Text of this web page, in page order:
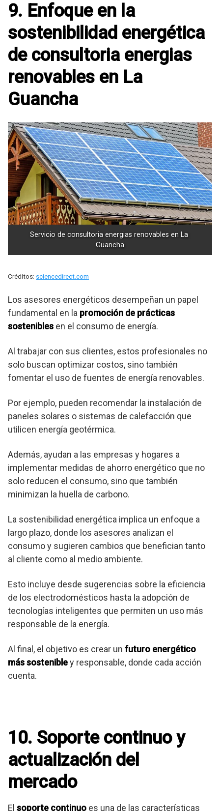
9. Enfoque en la
sostenibilidad energética
de consultoria energias
renovables en La
Guancha
Servicio de consultoria energias renovables en La
Guancha
Créditos: sciencedirect.com
Los asesores energéticos desempeñan un papel
fundamental en la promoción de prácticas
sostenibles en el consumo de energía.
Al trabajar con sus clientes, estos profesionales no
solo buscan optimizar costos, sino también
fomentar el uso de fuentes de energía renovables.
Por ejemplo, pueden recomendar la instalación de
paneles solares o sistemas de calefacción que
utilicen energía geotérmica.
Además, ayudan a las empresas y hogares a
implementar medidas de ahorro energético que no
solo reducen el consumo, sino que también
minimizan la huella de carbono.
La sostenibilidad energética implica un enfoque a
largo plazo, donde los asesores analizan el
consumo y sugieren cambios que benefician tanto
al cliente como al medio ambiente.
Esto incluye desde sugerencias sobre la eficiencia
de los electrodomésticos hasta la adopción de
tecnologías inteligentes que permiten un uso más
responsable de la energía.
Al final, el objetivo es crear un futuro energético
más sostenibley responsable, donde cada acción
cuenta.
10. Soporte continuo y
actualización del
mercado
El soporte continuo es una de las características